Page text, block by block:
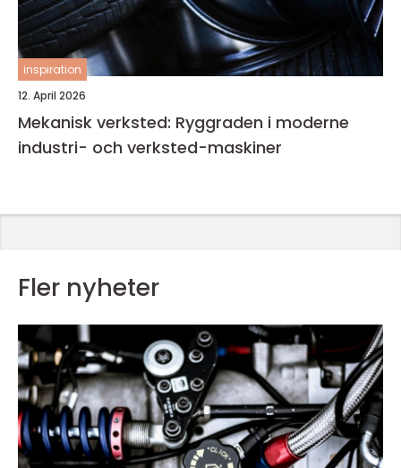
inspiration
12. April 2026
Mekanisk verksted: Ryggraden i moderne
industri- och verksted-maskiner
Fler nyheter